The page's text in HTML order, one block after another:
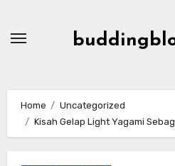
Home
Uncategorized
Kisah Gelap Light Yagami